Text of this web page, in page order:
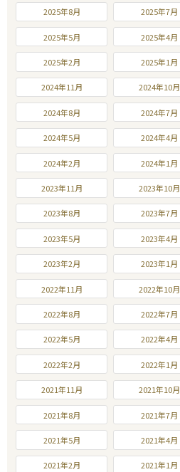
2025年8月 2025年7月
2025年5月 2025年4月
2025年2月 2025年1月
2024年11月 2024年10月
2024年8月 2024年7月
2024年5月 2024年4月
2024年2月 2024年1月
2023年11月 2023年10月
2023年8月 2023年7月
2023年5月 2023年4月
2023年2月 2023年1月
2022年11月 2022年10月
2022年8月 2022年7月
2022年5月 2022年4月
2022年2月 2022年1月
2021年11月 2021年10月
2021年8月 2021年7月
2021年5月 2021年4月
2021年2月 2021年1月